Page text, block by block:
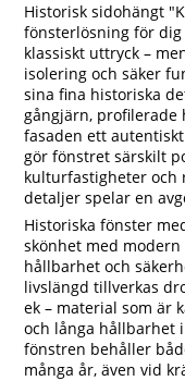
Historisk sidohängt
fönsterlösning för
klassiskt uttryck –
isolering och säker
sina fina historiska
gångjärn, profilerade
fasaden ett
gör fönstret särskilt
kulturfastigheter och
detaljer spelar en
Historiska fönster
skönhet med
hållbarhet och
livslängd tillverkas
ek – material som är
och långa hållbarhet
fönstren behåller
många år, även vid